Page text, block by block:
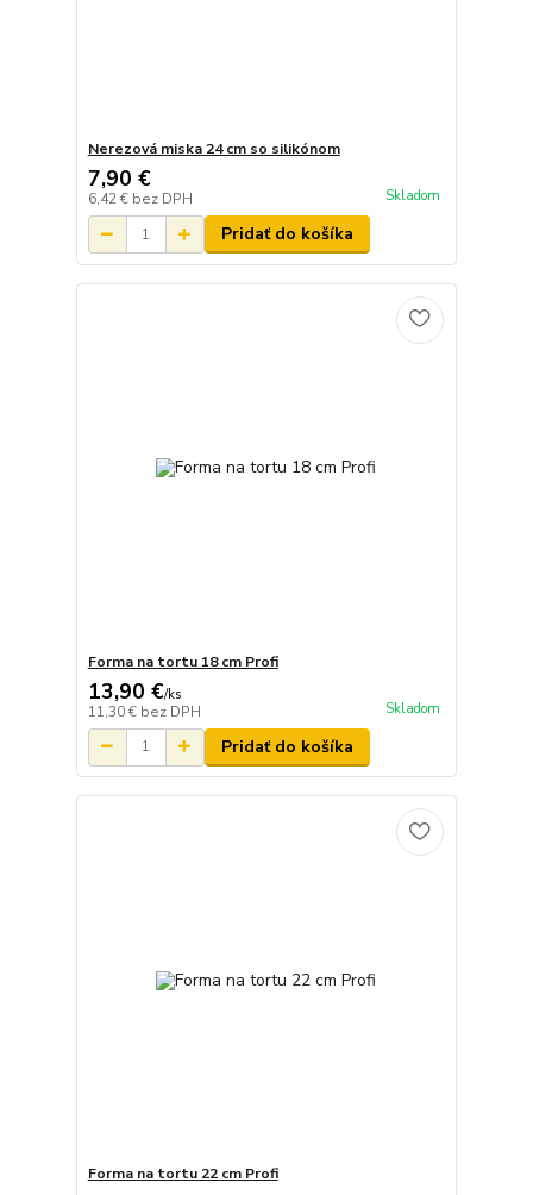
Nerezová miska 24 cm so silikónom
7,90 €
6,42 € bez DPH Skladom
Pridať do košíka
Forma na tortu 18 cm Profi
13,90 €/ks
11,30 € bez DPH Skladom
Pridať do košíka
Forma na tortu 22 cm Profi